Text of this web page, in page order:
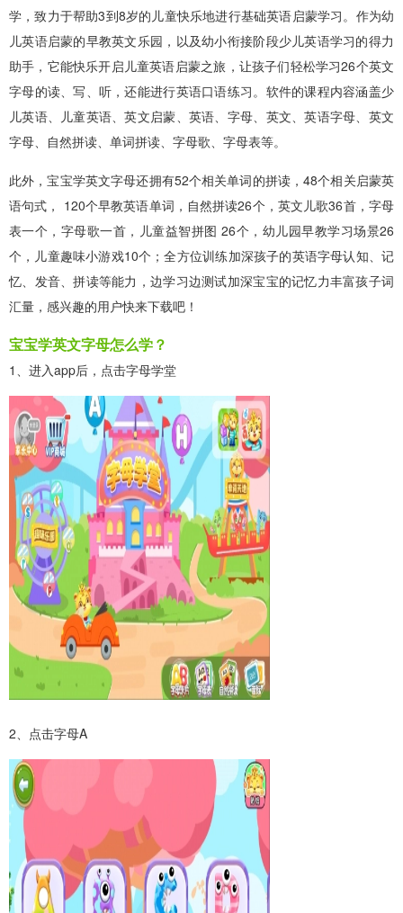
学，致力于帮助3到8岁的儿童快乐地进行基础英语启蒙学习。作为幼
儿英语启蒙的早教英文乐园，以及幼小衔接阶段少儿英语学习的得力
助手，它能快乐开启儿童英语启蒙之旅，让孩子们轻松学习26个英文
字母的读、写、听，还能进行英语口语练习。软件的课程内容涵盖少
儿英语、儿童英语、英文启蒙、英语、字母、英文、英语字母、英文
字母、自然拼读、单词拼读、字母歌、字母表等。
此外，宝宝学英文字母还拥有52个相关单词的拼读，48个相关启蒙英
语句式， 120个早教英语单词，自然拼读26个，英文儿歌36首，字母
表一个，字母歌一首，儿童益智拼图 26个，幼儿园早教学习场景26
个，儿童趣味小游戏10个；全方位训练加深孩子的英语字母认知、记
忆、发音、拼读等能力，边学习边测试加深宝宝的记忆力丰富孩子词
汇量，感兴趣的用户快来下载吧！
宝宝学英文字母怎么学？
1、进入app后，点击字母学堂
2、点击字母A